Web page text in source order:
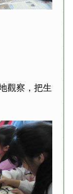
觀察，把生